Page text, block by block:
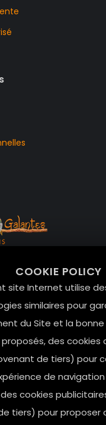
COOKIE POLICY
site Internet utilise
similaires pour
du Site et la
proposés, des cookies
de tiers) pour
de
cookies
tiers) pour proposer
Paris